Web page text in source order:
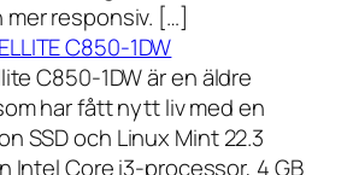
responsiv. […]
C850-1DW
C850-1DW är en äldre
har fått nytt liv med en
SSD och Linux Mint 22.3
Intel Core i3-processor, 4 GB